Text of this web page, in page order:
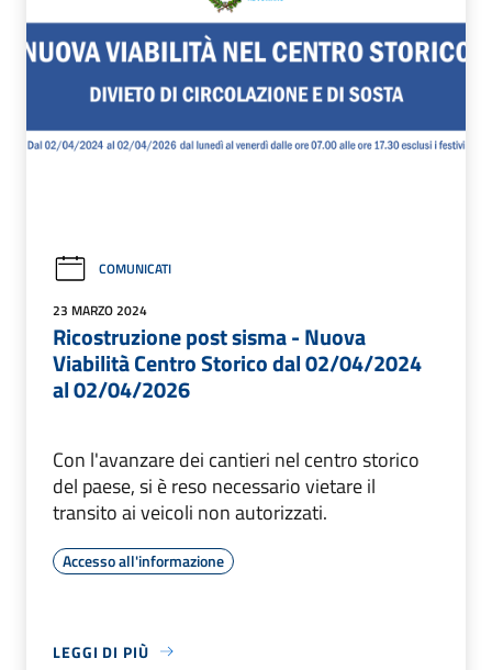
COMUNICATI
23 MARZO 2024
Ricostruzione post sisma - Nuova
Viabilità Centro Storico dal 02/04/2024
al 02/04/2026
Con l'avanzare dei cantieri nel centro storico
del paese, si è reso necessario vietare il
transito ai veicoli non autorizzati.
Accesso all'informazione
LEGGI DI PIÙ